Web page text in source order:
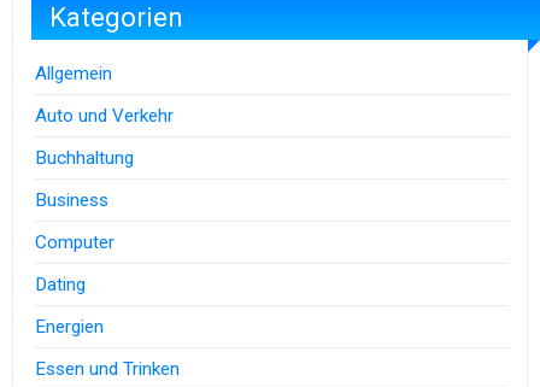
Kategorien
Allgemein
Auto und Verkehr
Buchhaltung
Business
Computer
Dating
Energien
Essen und Trinken